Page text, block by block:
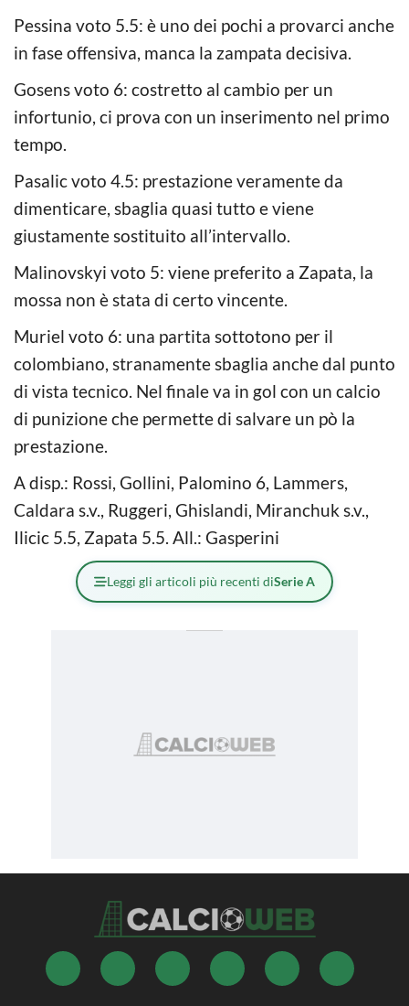
Pessina voto 5.5: è uno dei pochi a provarci anche
in fase offensiva, manca la zampata decisiva.
Gosens voto 6: costretto al cambio per un
infortunio, ci prova con un inserimento nel primo
tempo.
Pasalic voto 4.5: prestazione veramente da
dimenticare, sbaglia quasi tutto e viene
giustamente sostituito all’intervallo.
Malinovskyi voto 5: viene preferito a Zapata, la
mossa non è stata di certo vincente.
Muriel voto 6: una partita sottotono per il
colombiano, stranamente sbaglia anche dal punto
di vista tecnico. Nel finale va in gol con un calcio
di punizione che permette di salvare un pò la
prestazione.
A disp.: Rossi, Gollini, Palomino 6, Lammers,
Caldara s.v., Ruggeri, Ghislandi, Miranchuk s.v.,
Ilicic 5.5, Zapata 5.5. All.: Gasperini
Leggi gli articoli più recenti diSerie A